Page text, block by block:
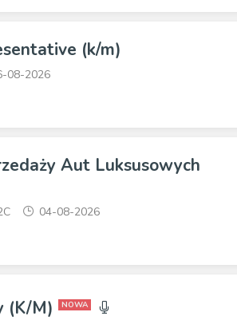
(k/m)
08-2026
Aut Luksusowych
04-08-2026
(K/M) NOWA